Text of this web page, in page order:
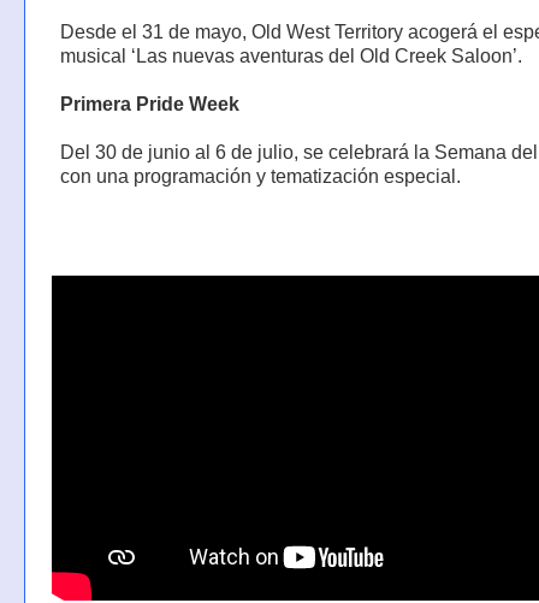
Desde el 31 de mayo, Old West Territory acogerá el
musical ‘Las nuevas aventuras del Old Creek Saloon’.
Primera Pride Week
Del 30 de junio al 6 de julio, se celebrará la Semana
con una programación y tematización especial.